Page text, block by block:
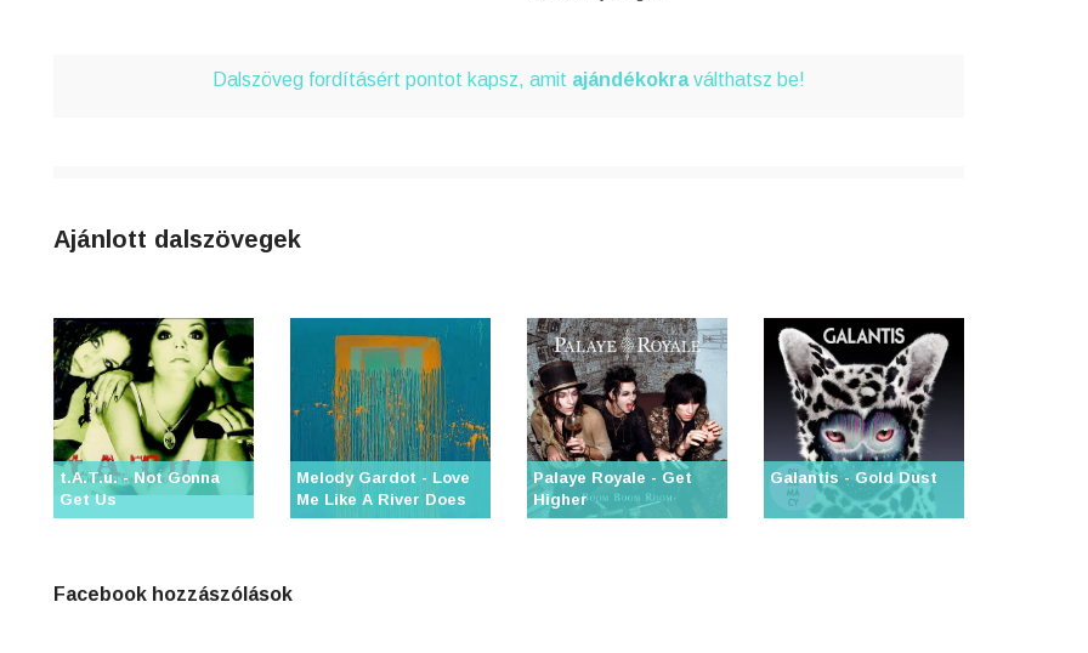
Dalszöveg fordításért pontot kapsz, amit ajándékokraválthatsz be!
Ajánlott dalszövegek
t.A.T.u. - Not Gonna
Get Us
Melody Gardot - Love
Me Like A River Does
Palaye Royale - Get
Higher
Galantis - Gold Dust
Facebook hozzászólások